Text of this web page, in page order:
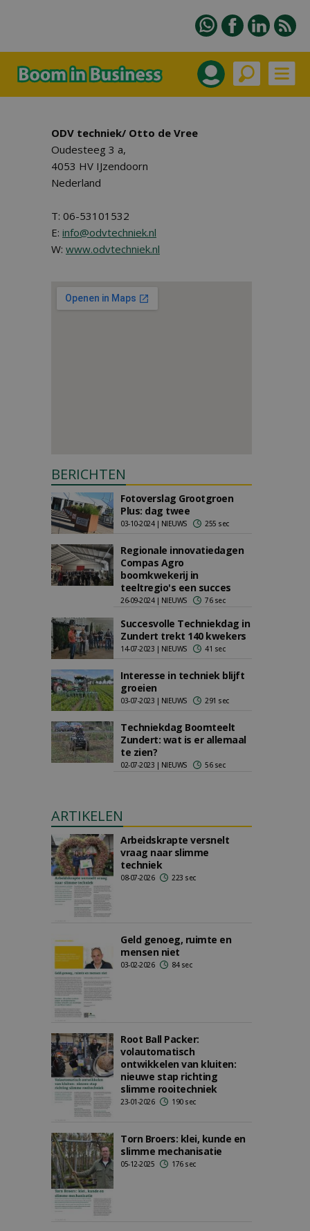
ODV techniek/ Otto de Vree
Oudesteeg 3 a,
4053 HV IJzendoorn
Nederland
T: 06-53101532
E: info@odvtechniek.nl
W: www.odvtechniek.nl
BERICHTEN
Fotoverslag Grootgroen
Plus: dag twee
03-10-2024 | NIEUWS 255 sec
Regionale innovatiedagen
Compas Agro
boomkwekerij in
teeltregio's een succes
26-09-2024 | NIEUWS 76 sec
Succesvolle Techniekdag in
Zundert trekt 140 kwekers
14-07-2023 | NIEUWS 41 sec
Interesse in techniek blijft
groeien
03-07-2023 | NIEUWS 291 sec
Techniekdag Boomteelt
Zundert: wat is er allemaal
te zien?
02-07-2023 | NIEUWS 56 sec
ARTIKELEN
Arbeidskrapte versnelt
vraag naar slimme
techniek
08-07-2026 223 sec
Geld genoeg, ruimte en
mensen niet
03-02-2026 84 sec
Root Ball Packer:
volautomatisch
ontwikkelen van kluiten:
nieuwe stap richting
slimme rooitechniek
23-01-2026 190 sec
Torn Broers: klei, kunde en
slimme mechanisatie
05-12-2025 176 sec